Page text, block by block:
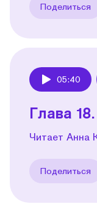
Поделиться
05:40
Глава
Читает Анна
Поделиться